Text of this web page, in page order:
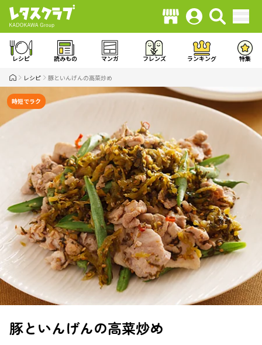
レシピ 読みもの マンガ フレンズ ランキング 特集
レシピ 豚といんげんの高菜炒め
時短でラク
豚といんげんの高菜炒め